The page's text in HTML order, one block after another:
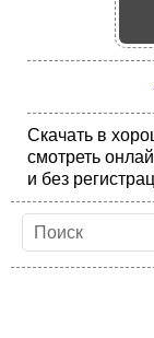
Скачать в
смотреть
и без